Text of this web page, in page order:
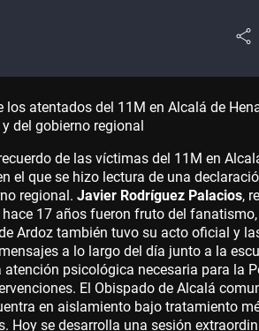
atentados del 11M en Alcalá de
del gobierno regional
de las víctimas del 11M en
el que se hizo lectura de una
regional. Javier Rodríguez Palacios,
17 años fueron fruto del
Ardoz también tuvo su acto oficial y
a lo largo del día junto a la
atención psicológica necesaria para la
El Obispado de Alcalá
en aislamiento bajo tratamiento
Hoy se desarrolla una sesión